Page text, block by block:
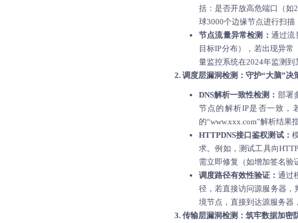
括：是否开放高危端口（如
球3000个边缘节点进行扫描
节点流量异常检测： 通过流
目标IP分布），若出现异
量监控系统在2024年监测到
2. 调度层漏洞检测：守护“大脑”决
DNS解析一致性检测： 部署
节点的解析IP是否一致，
的“www.xxx.com”解析结果
HTTPDNS接口鉴权测试：
求。例如，测试工具向
需立即修复（如增加签名验
调度路径有效性验证：通过
径，若直接访问源服务器，
境节点，直接到达源服务器
3. 传输层漏洞检测：筑牢数据加密